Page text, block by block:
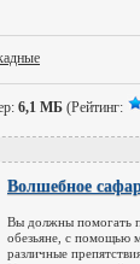
6,1 МБ (Рейтинг:
Волшебное
Вы должны помогать
обезьяне, с помощью
различные